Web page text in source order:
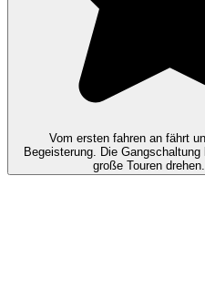
Vom ersten fahren an fährt
Begeisterung. Die
große Touren drehen.